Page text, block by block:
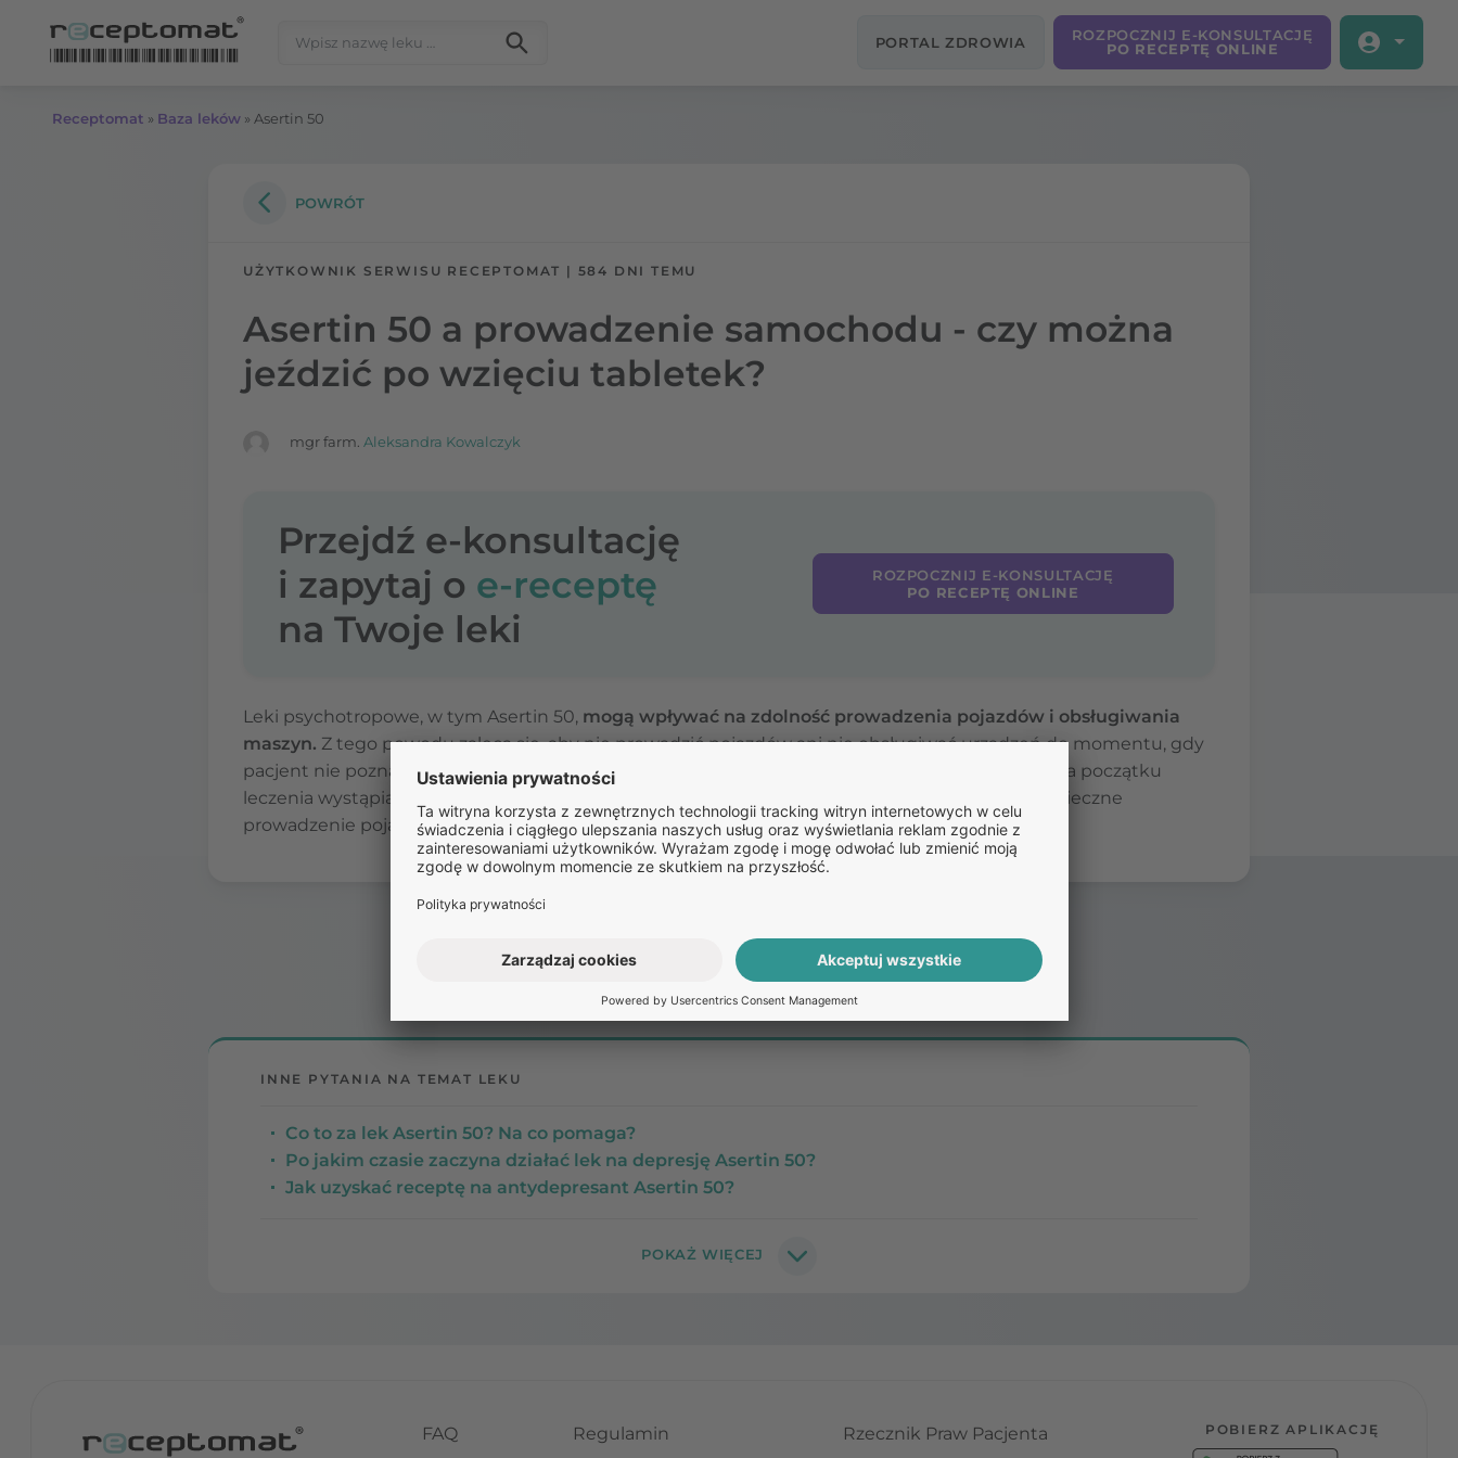
PORTAL ZDROWIA
ROZPOCZNIJ E-KONSULTACJĘ
PO RECEPTĘ ONLINE
Receptomat » Baza leków » Asertin 50
POWRÓT
UŻYTKOWNIK SERWISU RECEPTOMAT | 584 DNI TEMU
Asertin 50 a prowadzenie samochodu - czy można
jeździć po wzięciu tabletek?
mgr farm. Aleksandra Kowalczyk
Przejdź e-konsultację
i zapytaj o e-receptę
na Twoje leki
ROZPOCZNIJ E-KONSULTACJĘ
PO RECEPTĘ ONLINE
Leki psychotropowe, w tym Asertin 50, mogą wpływać na zdolność prowadzenia pojazdów i obsługiwania
maszyn. Z tego powodu zaleca się, aby nie prowadzić pojazdów ani nie obsługiwać urządzeń do momentu, gdy
pacjent nie pozna, jak lek wpływa na jego reakcje i zdolności motoryczne. Może się zdarzyć, że na początku
leczenia wystąpią zawroty głowy, senność lub inne efekty uboczne, które mogą utrudniać bezpieczne
prowadzenie pojazdów.
Pozostałe pytania:
INNE PYTANIA NA TEMAT LEKU
Co to za lek Asertin 50? Na co pomaga?
Po jakim czasie zaczyna działać lek na depresję Asertin 50?
Jak uzyskać receptę na antydepresant Asertin 50?
FAQ Regulamin Rzecznik Praw Pacjenta POBIERZ APLIKACJĘ